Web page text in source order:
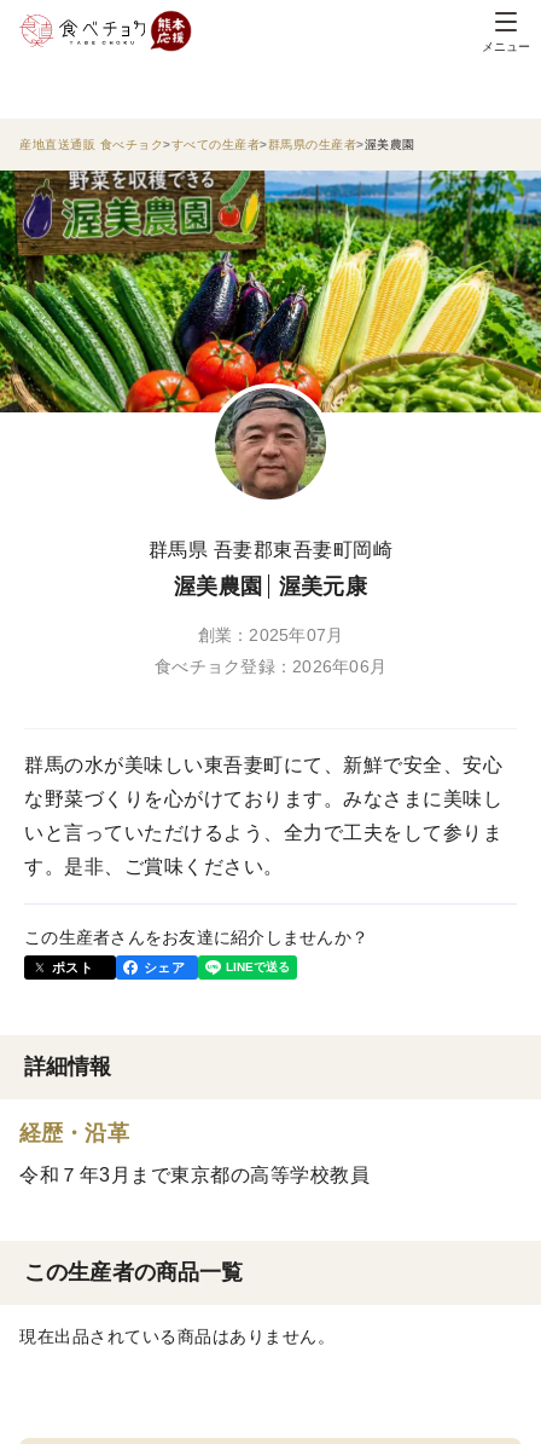
メニュー
産地直送通販 食べチョク すべての生産者 群馬県の生産者 渥美農園
群馬県 吾妻郡東吾妻町岡崎
渥美農園 渥美元康
創業：2025年07月
食べチョク登録：2026年06月
群馬の水が美味しい東吾妻町にて、新鮮で安全、安心
な野菜づくりを心がけております。みなさまに美味し
いと言っていただけるよう、全力で工夫をして参りま
す。是非、ご賞味ください。
この生産者さんをお友達に紹介しませんか？
ポスト シェア
詳細情報
経歴・沿革
令和７年3月まで東京都の高等学校教員
この生産者の商品一覧
現在出品されている商品はありません。